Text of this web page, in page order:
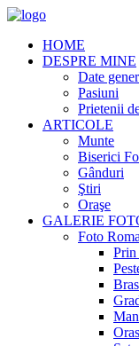
HOME
DESPRE MINE
Date
Pasiuni
Prietenii
ARTICOLE
Munte
Biserici
Gânduri
Ştiri
Oraşe
GALERIE
Foto